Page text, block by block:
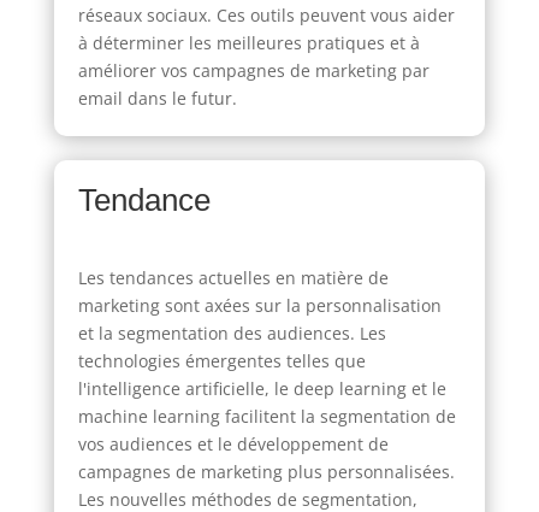
réseaux sociaux. Ces outils peuvent vous aider
à déterminer les meilleures pratiques et à
améliorer vos campagnes de marketing par
email dans le futur.
Tendance
Les tendances actuelles en matière de
marketing sont axées sur la personnalisation
et la segmentation des audiences. Les
technologies émergentes telles que
l'intelligence artificielle, le deep learning et le
machine learning facilitent la segmentation de
vos audiences et le développement de
campagnes de marketing plus personnalisées.
Les nouvelles méthodes de segmentation,